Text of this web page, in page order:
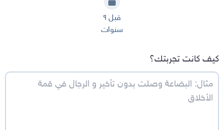
قبل ٩
سنوات
كيف كانت تجربتك؟